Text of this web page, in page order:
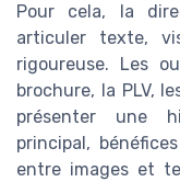
Pour cela, la
articuler texte,
rigoureuse. Les
brochure, la PLV,
présenter une
principal,
entre images et